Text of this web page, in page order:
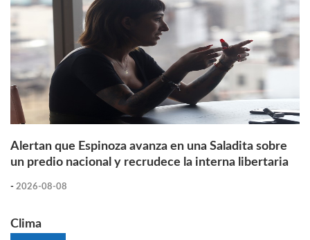
Alertan que Espinoza avanza en una Saladita sobre
un predio nacional y recrudece la interna libertaria
- 2026-08-08
Clima